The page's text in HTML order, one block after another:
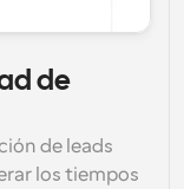
de
de leads
los tiempos